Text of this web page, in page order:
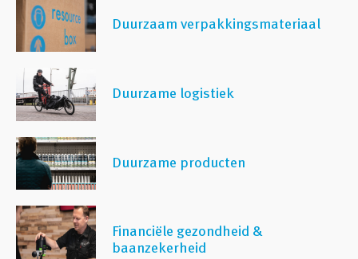
Duurzaam verpakkingsmateriaal
Duurzame logistiek
Duurzame producten
Financiële gezondheid &
baanzekerheid